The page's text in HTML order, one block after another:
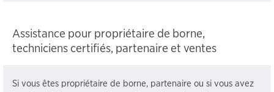
Assistance pour propriétaire de borne,
techniciens certifiés, partenaire et ventes
Si vous êtes propriétaire de borne, partenaire ou si vous avez